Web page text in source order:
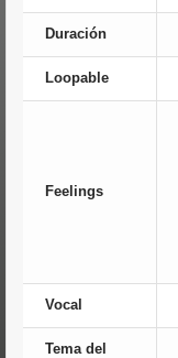
Duración
Loopable
Feelings
Vocal
Tema del